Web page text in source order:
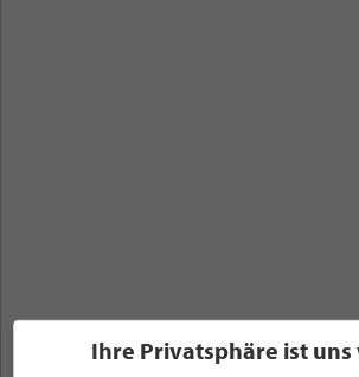
Ihre Privatsphäre ist